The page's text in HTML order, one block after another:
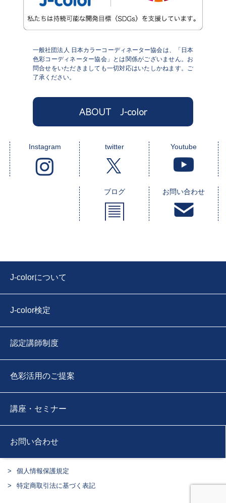
一般社団法人 日本カラーコーディネーター協会は、「日本
色彩コーディネーター協会」とは関係がございません。お
問合せをいただきましても一切対応はいたしかねます。ご
了承ください。
ABOUT J-color
Instagram twitter Youtube
ブログ お問い合わせ
J-colorについて
J-color検定
認定講師制度
色彩活用のご提案
講座・セミナー
お問い合わせ
個人情報保護規定
特定商取引法に基づく表記